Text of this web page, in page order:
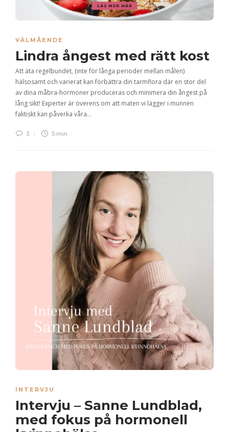
VÄLMÅENDE
Lindra ångest med rätt kost
Att äta regelbundet, (inte för långa perioder mellan målen)
hälsosamt och varierat kan förbättra din tarmflora där en stor del
av dina måbra-hormoner produceras och minimera din ångest på
lång sikt! Experter är överens om att maten vi lägger i munnen
faktiskt kan påverka våra…
3 5 min
INTERVJU
Intervju – Sanne Lundblad,
med fokus på hormonell